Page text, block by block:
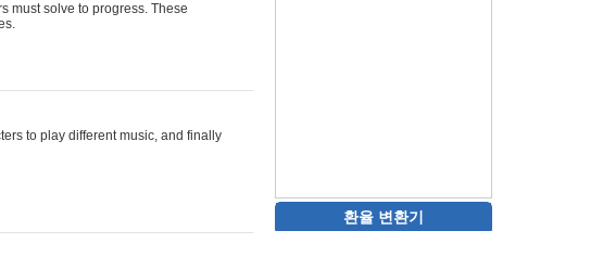
must solve to progress. These
to play different music, and finally
환율 변환기